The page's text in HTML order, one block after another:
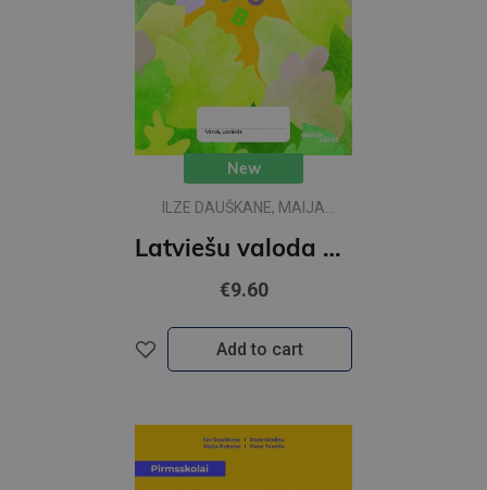
New
ILZE DAUŠKANE, MAIJA
Latviešu valoda pirmsskolai. DB 2 daļa
€9.60
Add to cart